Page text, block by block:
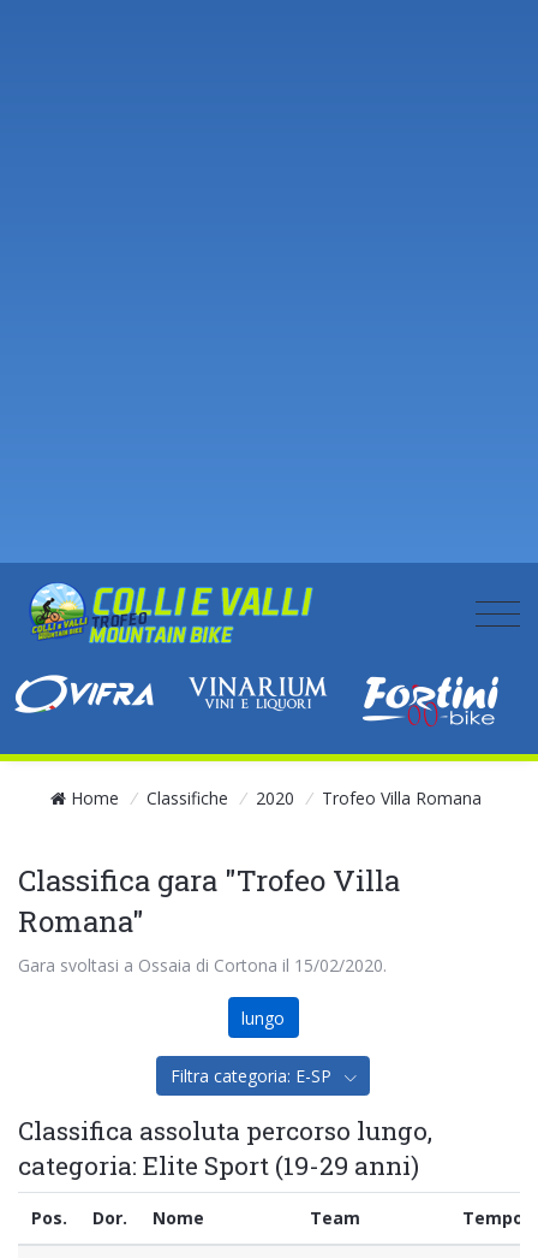
Home / Classifiche / 2020 / Trofeo Villa Romana
Classifica gara "Trofeo Villa
Romana"
Gara svoltasi a Ossaia di Cortona il 15/02/2020.
lungo
Filtra categoria: E-SP
Classifica assoluta percorso lungo,
categoria: Elite Sport (19-29 anni)
Pos. Dor. Nome Team Tempo